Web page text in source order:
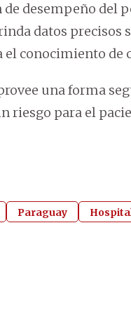
desempeño del
datos precisos
conocimiento de
una forma
riesgo para el
Paraguay